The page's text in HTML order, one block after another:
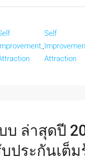
,
Self
Attraction
บ ล่าสุดปี
ประกันเต็